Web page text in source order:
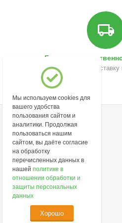
Быстро и
Осуществляем доставку
Моя учетная запись
Войти
Создать учетную запись
Мы используем cookies для
вашего удобства
пользования сайтом и
аналитики. Продолжая
пользоваться нашим
сайтом, вы даёте согласие
на обработку
перечисленных данных в
нашейполитике в
отношении обработки и
защиты персональных
данных
Хорошо